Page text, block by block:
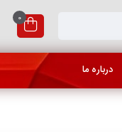
0
درباره ما